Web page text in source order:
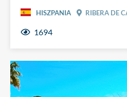
HISZPANIA RIBERA DE
1694